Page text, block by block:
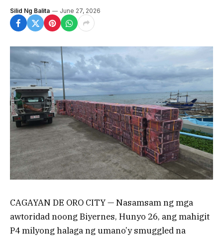
Silid Ng Balita June 27, 2026
CAGAYAN DE ORO CITY — Nasamsam ng mga
awtoridad noong Biyernes, Hunyo 26, ang mahigit
P4 milyong halaga ng umano’y smuggled na